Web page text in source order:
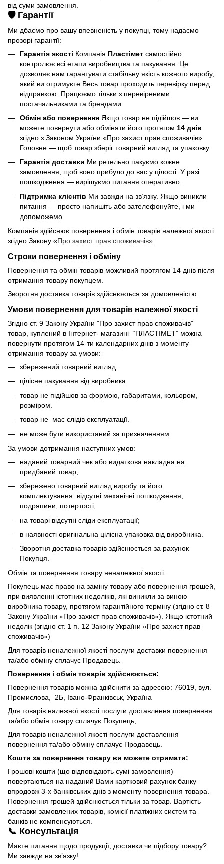
від суми замовлення.
🛡️ Гарантії
Ми дбаємо про вашу впевненість у покупці, тому надаємо
прозорі гарантії:
Гарантія якості Компанія Пластімет самостійно
контролює всі етапи виробництва та пакування. Це
дозволяє нам гарантувати стабільну якість кожного виробу,
який ви отримуєте.Весь товар проходить перевірку перед
відправкою. Працюємо тільки з перевіреними
постачальниками та брендами.
Обмін або повернення Якщо товар не підійшов — ви
можете повернути або обміняти його протягом 14 днів
згідно з Законом України «Про захист прав споживачів».
Головне — щоб товар зберіг товарний вигляд та упаковку.
Гарантія доставки Ми ретельно пакуємо кожне
замовлення, щоб воно прибуло до вас у цілості. У разі
пошкодження — вирішуємо питання оперативно.
Підтримка клієнтів Ми завжди на зв’язку. Якщо виникли
питання — просто напишіть або зателефонуйте, і ми
допоможемо.
Компанія здійснює повернення і обмін товарів належної якості
згідно Закону «Про захист прав споживачів».
Строки повернення і обміну
Повернення та обмін товарів можливий протягом 14 днів після
отримання товару покупцем.
Зворотня доставка товарів здійснюється за домовленістю.
Умови повернення для товарів належної якості
Згідно ст. 9 Закону України "Про захист прав споживачів"
товар, куплений в Інтернет- магазині “ПЛАСТІМЕТ” можна
повернути протягом 14-ти календарних днів з моменту
отримання товару за умови:
збережений товарний вигляд.
цілісне пакування від виробника.
товар не підійшов за формою, габаритами, кольором,
розміром.
товар не має слідів експлуатації.
не може бути використаний за призначенням
За умови дотримання наступних умов:
наданий товарний чек або видаткова накладна на
придбаний товар;
збережено товарний вигляд виробу та його
комплектування: відсутні механічні пошкодження,
подряпини, потертості;
на товарі відсутні сліди експлуатації;
в наявності оригінальна цілісна упаковка від виробника.
Зворотня доставка товарів здійснюється за рахунок
Покупця.
Обмін та повернення товару неналежної якості:
Покупець має право на заміну товару або повернення грошей,
при виявленні істотних недоліків, які виникли за виною
виробника товару, протягом гарантійного терміну (згідно ст. 8
Закону України «Про захист прав споживачів»). Якщо істотний
недолік (згідно ст. 1 п. 12 Закону України «Про захист прав
споживачів»)
Для товарів неналежної якості послуги доставки повернення
та/або обміну сплачує Продавець.
Повернення і обмін товарів здійснюється:
Повернення товарів можна здійснити за адресою: 76019, вул.
Промислова, 2Б, Івано-Франківськ, Україна
Для товарів належної якості послуги доставлення повернення
та/або обмін товару сплачує Покупець,
Для товарів неналежної якості послуги доставлення
повернення та/або обміну сплачує Продавець.
Кошти за повернення товару ви можете отримати:
Грошові кошти (що відповідають сумі замовлення)
повертаються на наданий Вами картковий рахунок банку
впродовж 3-х банківських днів з моменту повернення товара.
Повернення грошей здійснюється тільки за товар. Вартість
доставки замовлених товарів, комісії платіжних систем та
банків не компенсуються.
📞 Консультація
Маєте питання щодо продукції, доставки чи підбору товару?
Ми завжди на зв’язку!